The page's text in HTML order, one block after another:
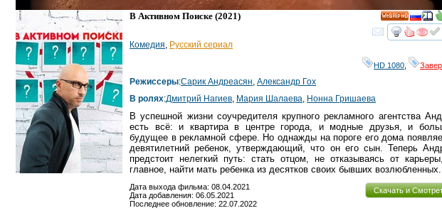
HD
В Активном Поиске (2021)
Комедия, Русский сериал
HD 1080
Режиссеры:Сарик Андреасян, Александр Гох
В ролях:Дмитрий Нагиев, Мария Шалаева, Нонна Гришаева
В успешной жизни соучредителя крупного рекламного агентства
есть всё: и квартира в центре города, и модные друзья, и
будущее в рекламной сфере. Но однажды на пороге его дома
девятилетний ребенок, утверждающий, что он его сын. Теперь
предстоит нелегкий путь: стать отцом, не отказываясь от
главное, найти мать ребенка из десятков своих бывших возлюбленных.
Скачать и
Дата выхода фильма: 08.04.2021
Дата добавления: 06.05.2021
Последнее обновление: 22.07.2022